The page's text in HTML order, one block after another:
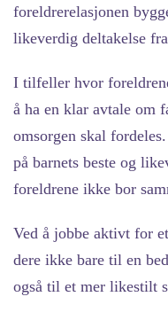
foreldrerelasjonen
likeverdig deltakelse
I tilfeller hvor
å ha en klar avtale om
omsorgen skal
på barnets beste og
foreldrene ikke bor
Ved å jobbe aktivt for
dere ikke bare til en
også til et mer likestilt